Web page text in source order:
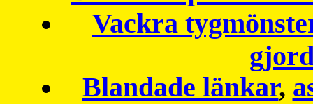
Vackra
Blandade länkar,